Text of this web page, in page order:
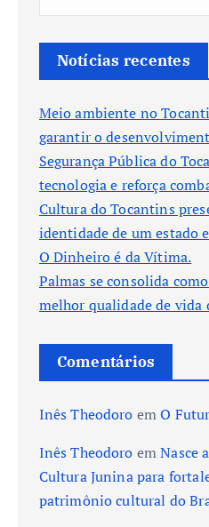
Notícias recentes
Meio ambiente no
garantir o
Segurança Pública do
tecnologia e reforça
Cultura do Tocantins
identidade de um estado
O Dinheiro é da Vítima.
Palmas se consolida
melhor qualidade de vida
Comentários
Inês Theodoro emO
Inês Theodoro emNasce
Cultura Junina para
patrimônio cultural do